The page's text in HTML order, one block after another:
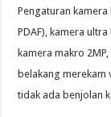
Pengaturan
PDAF), kamera
kamera makro
belakang merekam
tidak ada benjolan